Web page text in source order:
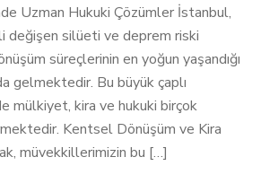
Uzman Hukuki Çözümler İstanbul,
değişen silüeti ve deprem riski
süreçlerinin en yoğun yaşandığı
gelmektedir. Bu büyük çaplı
mülkiyet, kira ve hukuki birçok
Kentsel Dönüşüm ve Kira
müvekkillerimizin bu […]